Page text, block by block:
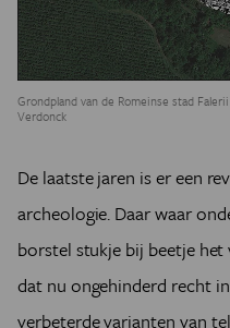
Grondpland van de Romeinse stad
Verdonck
De laatste jaren is er een
archeologie. Daar waar
borstel stukje bij beetje
dat nu ongehinderd recht
verbeterde varianten van